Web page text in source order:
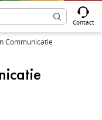
Contact
Communicatie